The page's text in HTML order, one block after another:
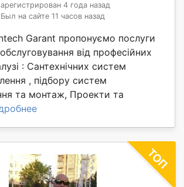
4 года назад
Был на сайте 11 часов назад
Garant пропонуємо послуги
від професійних
: Сантехнічних систем
, підбору систем
та монтаж, Проекти та